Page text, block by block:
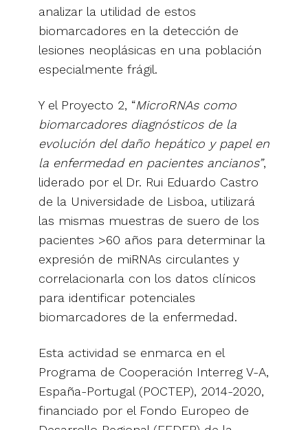
analizar la utilidad de estos
biomarcadores en la detección de
lesiones neoplásicas en una población
especialmente frágil.
Y el Proyecto 2, “MicroRNAs como
biomarcadores diagnósticos de la
evolución del daño hepático y papel en
la enfermedad en pacientes ancianos”,
liderado por el Dr. Rui Eduardo Castro
de la Universidade de Lisboa, utilizará
las mismas muestras de suero de los
pacientes >60 años para determinar la
expresión de miRNAs circulantes y
correlacionarla con los datos clínicos
para identificar potenciales
biomarcadores de la enfermedad.
Esta actividad se enmarca en el
Programa de Cooperación Interreg V-A,
España-Portugal (POCTEP), 2014-2020,
financiado por el Fondo Europeo de